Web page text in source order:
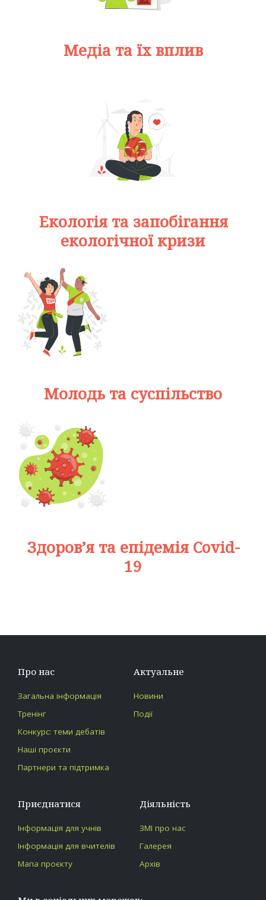
Медіа та їх вплив
Екологія та запобігання
екологічної кризи
Молодь та суспільство
Здоров’я та епідемія Covid-
19
Про нас
Загальна інформація
Тренінг
Конкурс: теми дебатів
Наші проєкти
Партнери та підтримка
Актуальне
Новини
Події
Приєднатися
Інформація для учнів
Інформація для вчителів
Мапа проєкту
Діяльність
ЗМІ про нас
Галерея
Архів